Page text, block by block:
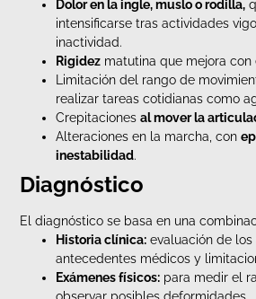
Dolor en la ingle, muslo o rodilla,
intensificarse tras actividades
inactividad.
Rigidez matutina que mejora con
Limitación del rango de
realizar tareas cotidianas como
Crepitacionesal mover la
Alteraciones en la marcha, con
inestabilidad.
Diagnóstico
El diagnóstico se basa en una
Historia clínica: evaluación de los
antecedentes médicos y
Exámenes físicos: para medir el